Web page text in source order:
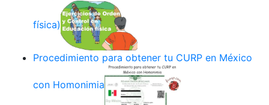
física)
Procedimiento para obtener tu CURP en México
con Homonimia